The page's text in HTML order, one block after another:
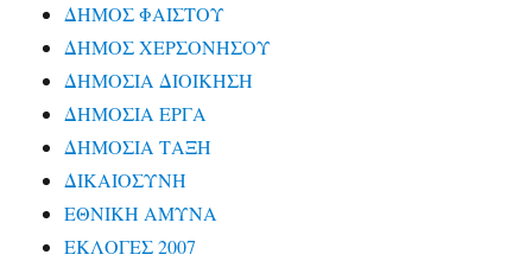
ΔΗΜΟΣ ΦΑΙΣΤΟΥ
ΔΗΜΟΣ ΧΕΡΣΟΝΗΣΟΥ
ΔΗΜΟΣΙΑ ΔΙΟΙΚΗΣΗ
ΔΗΜΟΣΙΑ ΕΡΓΑ
ΔΗΜΟΣΙΑ ΤΑΞΗ
ΔΙΚΑΙΟΣΥΝΗ
ΕΘΝΙΚΗ ΑΜΥΝΑ
ΕΚΛΟΓΕΣ 2007